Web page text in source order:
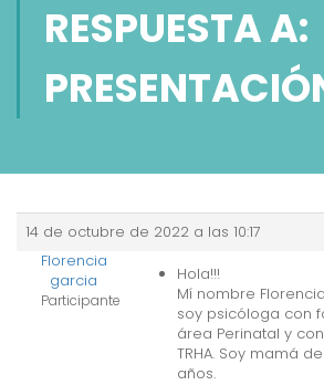
RESPUESTA A:
14 de octubre de 2022 a las 10:17
Florencia
garcia
Participante
Hola!!!
Mí nombre
soy psicóloga con
área Perinatal y
TRHA. Soy mamá
años.